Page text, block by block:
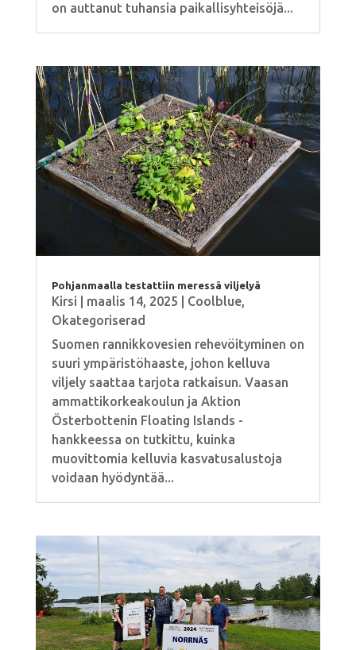
on auttanut tuhansia paikallisyhteisöjä...
Pohjanmaalla testattiin meressä viljelyä
Kirsi maalis 14, 2025 Coolblue,
Okategoriserad
Suomen rannikkovesien rehevöityminen on
suuri ympäristöhaaste, johon kelluva
viljely saattaa tarjota ratkaisun. Vaasan
ammattikorkeakoulun ja Aktion
Österbottenin Floating Islands -
hankkeessa on tutkittu, kuinka
muovittomia kelluvia kasvatusalustoja
voidaan hyödyntää...